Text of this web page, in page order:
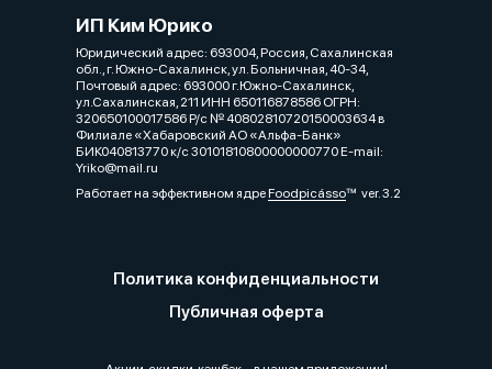
ИП Ким Юрико
Юридический адрес: 693004, Россия, Сахалинская
обл., г. Южно-Сахалинск, ул. Больничная, 40-34,
Почтовый адрес: 693000 г.Южно-Сахалинск,
ул.Сахалинская, 211 ИНН 650116878586 ОГРН:
320650100017586 Р/с № 40802810720150003634 в
Филиале «Хабаровский АО «Альфа-Банк»
БИК040813770 к/с 30101810800000000770 Е-mail:
Yriko@mail.ru
Работает на эффективном ядреFoodpicássover. 3.2
Политика конфиденциальности
Публичная оферта